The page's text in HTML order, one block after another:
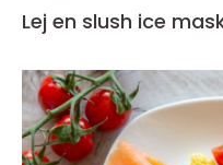
Lej en slush ice